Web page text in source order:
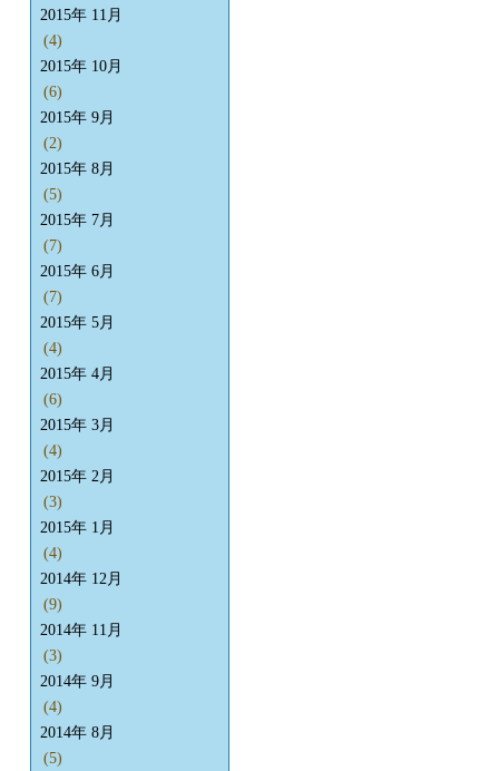
2015年 11月
(4)
2015年 10月
(6)
2015年 9月
(2)
2015年 8月
(5)
2015年 7月
(7)
2015年 6月
(7)
2015年 5月
(4)
2015年 4月
(6)
2015年 3月
(4)
2015年 2月
(3)
2015年 1月
(4)
2014年 12月
(9)
2014年 11月
(3)
2014年 9月
(4)
2014年 8月
(5)